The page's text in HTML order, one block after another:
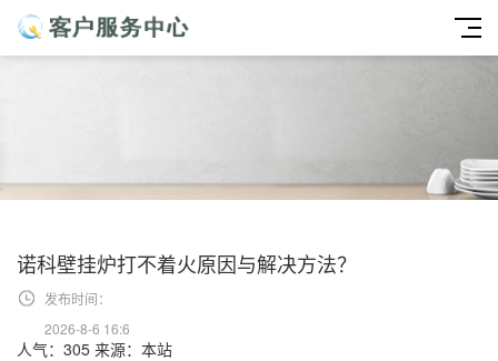
诺科壁挂炉打不着火原因与解决方法？
发布时间：
2026-8-6 16:6
人气：305 来源：本站